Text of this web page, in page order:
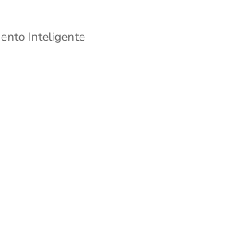
Inteligente